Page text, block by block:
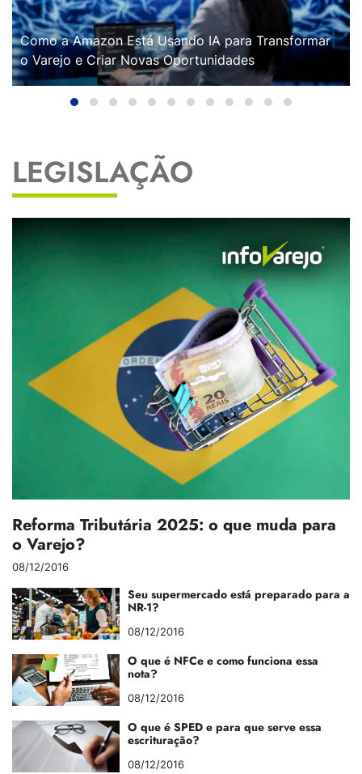
Como a Amazon Está Usando IA para Transformar
o Varejo e Criar Novas Oportunidades
LEGISLAÇÃO
Reforma Tributária 2025: o que muda para
o Varejo?
08/12/2016
Seu supermercado está preparado para a
NR-1?
08/12/2016
O que é NFCe e como funciona essa
nota?
08/12/2016
O que é SPED e para que serve essa
escrituração?
08/12/2016